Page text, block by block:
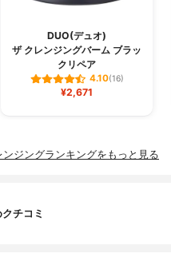
DUO(デュオ)
ザ クレンジングバーム ブラッ
クリペア
4.10(16)
¥2,671
ンジングランキングをもっと見る
チコミ